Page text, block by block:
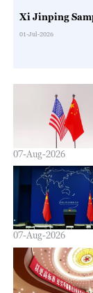
Xi Jinping
01-Jul-2026
07-Aug-2026
07-Aug-2026